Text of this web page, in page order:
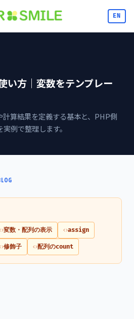
EN
方｜変数をテンプレー
算結果を定義する基本と、PHP側
例で整理します。
変数・配列の表示 assign
修飾子 配列のcount